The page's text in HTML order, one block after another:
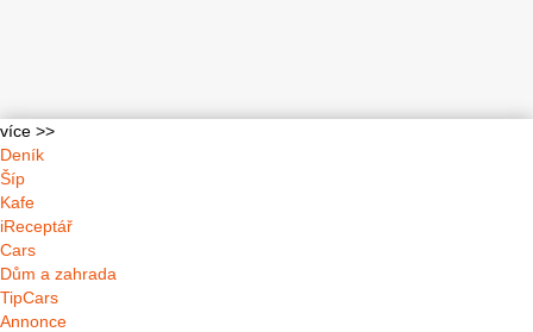
více >>
Deník
Šíp
Kafe
iReceptář
Cars
Dům a zahrada
TipCars
Annonce